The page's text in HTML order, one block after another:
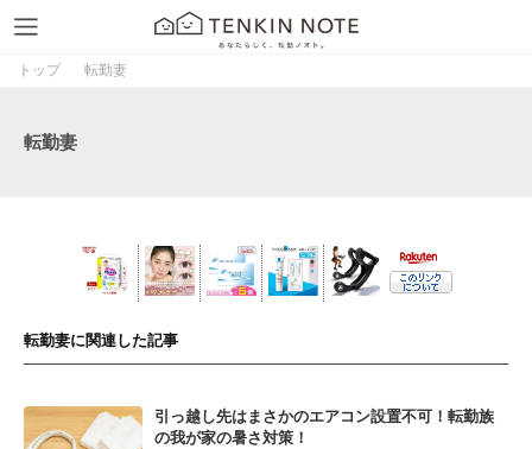
トップ 転勤妻
転勤妻
転勤妻に関連した記事
引っ越し先はまさかのエアコン設置不可！転勤族
の我が家の暑さ対策！